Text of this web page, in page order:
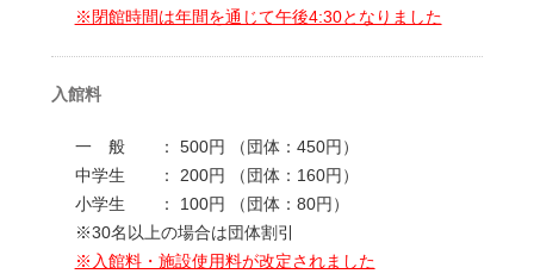
奈良学園セミナーハウス公開講座のお知らせ
※閉館時間は年間を通じて午後4:30となりました
入館料
一 般 ： 500円 （団体：450円）
中学生 ： 200円 （団体：160円）
小学生 ： 100円 （団体：80円）
※30名以上の場合は団体割引
※入館料・施設使用料が改定されました